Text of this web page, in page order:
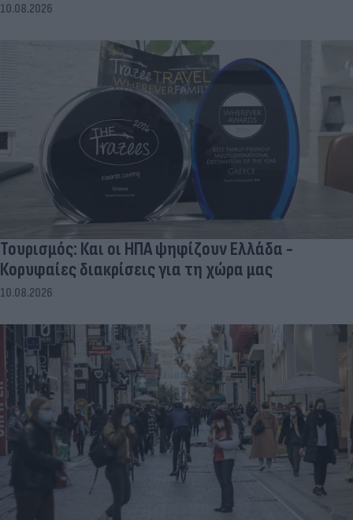
10.08.2026
Τουρισμός: Και οι ΗΠΑ ψηφίζουν Ελλάδα -
Κορυφαίες διακρίσεις για τη χώρα μας
10.08.2026